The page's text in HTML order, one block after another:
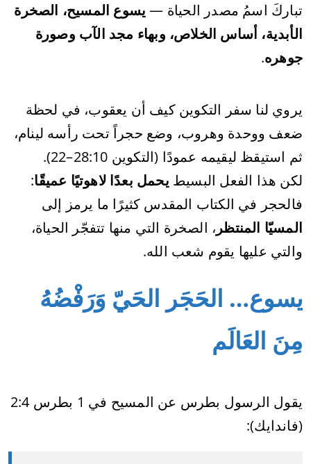
تباركَ اسمُ مصدر الحياة — يسوع المسيح، الصخرة
الأبدية، أساس الخلاص، وبهاء مجد الآب وصورة
جوهره.
يروي لنا سفر التكوين كيف أن يعقوب، في لحظة
ضعف ووحدة وهروب، وضع حجراً تحت رأسه لينام،
ثم استيقظ ليقيمه عمودًا (التكوين 28:10–22).
لكن هذا الفعل البسيط يحمل بعدًا لاهوتيًا عميقًا:
فالحجر في الكتاب المقدس كثيرًا ما يرمز إلى
المسيّا المنتظر ، الصخرة التي منها تتفجّر الحياة،
والتي عليها يقوم شعب الله.
يسوع… الحَجَر الحَيّ وَرَفْضُهُ
مِنَ العَالَم
يقول الرسول بطرس عن المسيح في 1 بطرس 2:4
(فاندايك):